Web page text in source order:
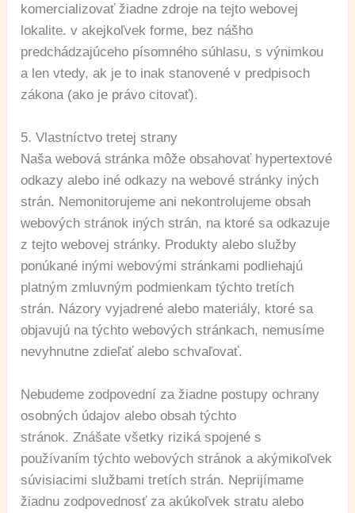
komercializovať žiadne zdroje na tejto webovej
lokalite. v akejkoľvek forme, bez nášho
predchádzajúceho písomného súhlasu, s výnimkou
a len vtedy, ak je to inak stanovené v predpisoch
zákona (ako je právo citovať).
5. Vlastníctvo tretej strany
Naša webová stránka môže obsahovať hypertextové
odkazy alebo iné odkazy na webové stránky iných
strán. Nemonitorujeme ani nekontrolujeme obsah
webových stránok iných strán, na ktoré sa odkazuje
z tejto webovej stránky. Produkty alebo služby
ponúkané inými webovými stránkami podliehajú
platným zmluvným podmienkam týchto tretích
strán. Názory vyjadrené alebo materiály, ktoré sa
objavujú na týchto webových stránkach, nemusíme
nevyhnutne zdieľať alebo schvaľovať.
Nebudeme zodpovední za žiadne postupy ochrany
osobných údajov alebo obsah týchto
stránok. Znášate všetky riziká spojené s
používaním týchto webových stránok a akýmikoľvek
súvisiacimi službami tretích strán. Neprijímame
žiadnu zodpovednosť za akúkoľvek stratu alebo